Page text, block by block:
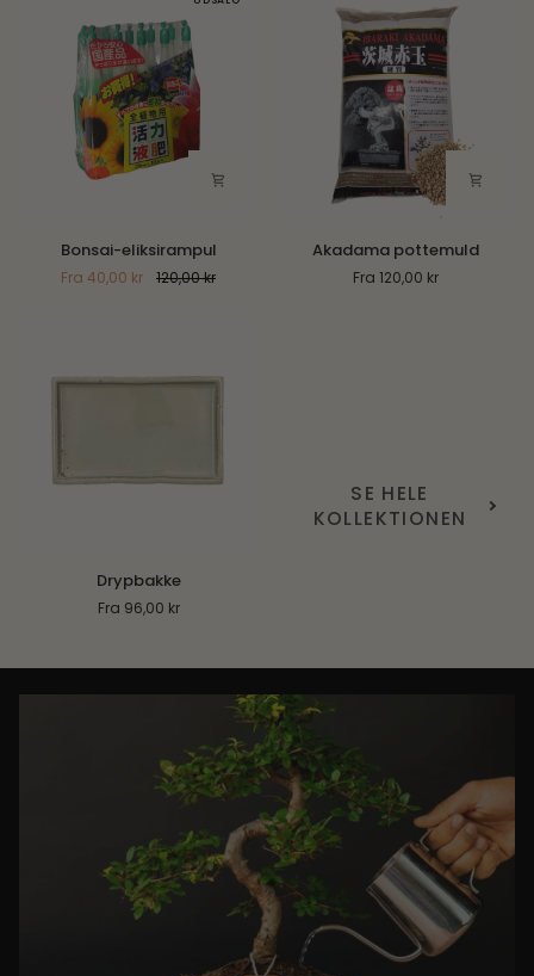
Bonsai-
eliksirampul
Bonsai-eliksirampul
Fra 40,00 kr 120,00 kr
Akadama
pottemuld
Akadama pottemuld
Fra 120,00 kr
DrypbakkeDrypbakke
Fra 96,00 kr
SE HELE
KOLLEKTIONEN